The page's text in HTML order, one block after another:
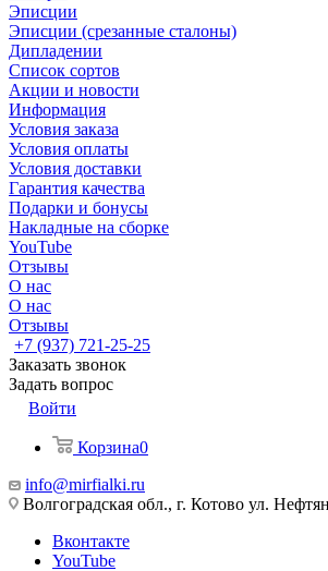
Эписции
Эписции (срезанные сталоны)
Дипладении
Список сортов
Акции и новости
Информация
Условия заказа
Условия оплаты
Условия доставки
Гарантия качества
Подарки и бонусы
Накладные на сборке
YouTube
Отзывы
О нас
О нас
Отзывы
+7 (937) 721-25-25
Заказать звонок
Задать вопрос
Войти
Корзина0
info@mirfialki.ru
Волгоградская обл., г. Котово ул.
Вконтакте
YouTube